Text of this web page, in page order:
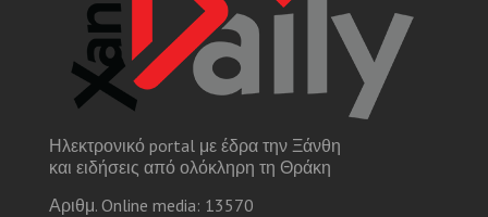
Ηλεκτρονικό portal με έδρα την Ξάνθη
και ειδήσεις από ολόκληρη τη Θράκη
Αριθμ. Online media: 13570